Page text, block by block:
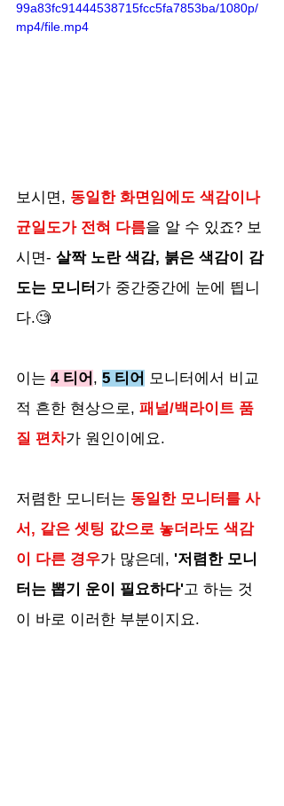
99a83fc91444538715fcc5fa7853ba/1080p/
mp4/file.mp4
보시면, 동일한 화면임에도 색감이나
균일도가 전혀 다름을 알 수 있죠? 보
시면- 살짝 노란 색감, 붉은 색감이 감
도는 모니터 가 중간중간에 눈에 띕니
다.🧐
이는 4 티어 , 5 티어 모니터에서 비교
적 흔한 현상으로, 패널/백라이트 품
질 편차가 원인이에요.
저렴한 모니터는 동일한 모니터를 사
서, 같은 셋팅 값으로 놓더라도 색감
이 다른 경우가 많은데, '저렴한 모니
터는 뽑기 운이 필요하다'고 하는 것
이 바로 이러한 부분이지요.